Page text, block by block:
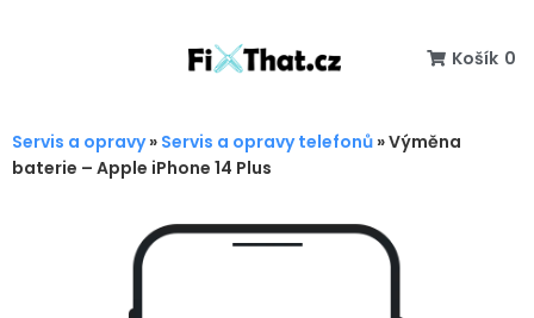
Košík 0
Servis a opravy» Servis a opravy telefonů »Výměna
baterie – Apple iPhone 14 Plus